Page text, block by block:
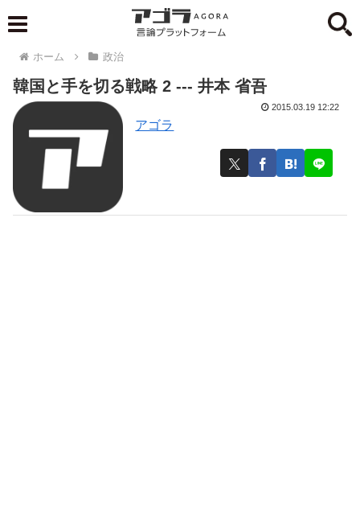
ホーム 政治
韓国と手を切る戦略 2 --- 井本 省吾
アゴラ
2015.03.19 12:22